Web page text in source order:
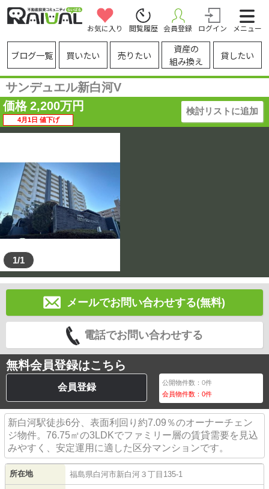
お気に入り 閲覧履歴 会員登録 ログイン メニュー
ブログ一覧 買いたい 売りたい
資産の
組み換え
貸したい
サンデュエル新白河V
価格 2,200万円
4月1日 値下げ
検討リストに追加
1/1
メールでお問い合わせする(無料)
電話でお問い合わせする
無料会員登録はこちら
会員登録 公開物件数：0件
会員物件数：0件
新白河駅徒歩6分、表面利回り約7.09％のオーナーチェン
ジ物件。76.75㎡の3LDKでファミリー層の賃貸需要を見込
みやすく、安定運用に適した区分マンションです。
所在地 福島県白河市新白河 ３丁目135-1